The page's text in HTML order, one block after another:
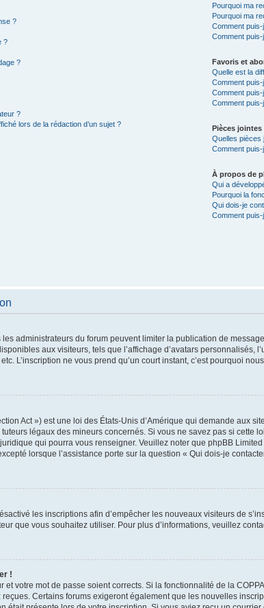
?
?
?
?
lors de la rédaction d’un sujet ?
Pourquoi ma
Pourquoi ma
Comment
Comment
Favoris et
Quelle est la
Comment
Comment puis-
Comment
Pièces jointes
Quelles pièces
Comment
À propos de
Qui a
Pourquoi la
Qui dois-je
Comment
les administrateurs du forum peuvent limiter la publication de
aux visiteurs, tels que l’affichage d’avatars personnalisés,
L’inscription ne vous prend qu’un court instant, c’est pourquoi
Act ») est une loi des États-Unis d’Amérique qui demande aux
légaux des mineurs concernés. Si vous ne savez pas si cette
qui pourra vous renseigner. Veuillez noter que phpBB
lorsque l’assistance porte sur la question « Qui dois-je
les inscriptions afin d’empêcher les nouveaux visiteurs de
que vous souhaitez utiliser. Pour plus d’informations, veuillez
!
votre mot de passe soient corrects. Si la fonctionnalité de la
Certains forums exigeront également que les nouvelles